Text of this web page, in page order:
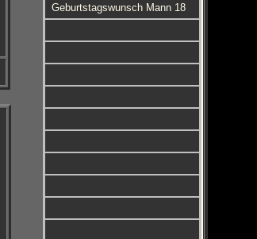
Geburtstagswunsch Mann 18